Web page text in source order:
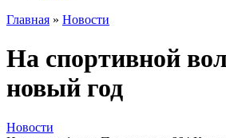
Главная » Новости
На спортивной
новый год
Новости